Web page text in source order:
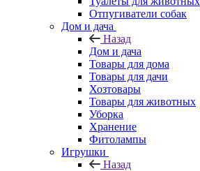
Отпугиватели собак
Дом и дача
Назад
Дом и дача
Товары для дома
Товары для дачи
Хозтовары
Товары для животных
Уборка
Хранение
Фитолампы
Игрушки
Назад